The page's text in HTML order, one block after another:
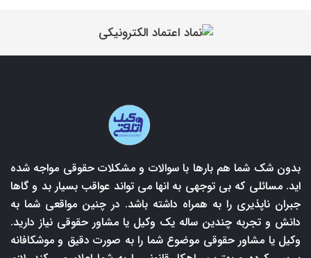
بدون شک شما هم بارها با سوالات و مشکلات حقوقی مواجه شده
اید. مسائلی که بی توجهی به انها می تواند عواقب بسیار بد و گاها
جبران ناپذیری را به همراه داشته باشد. در چنین مواقعی شما به
دانش و تجربه چندین ساله یک وکیل یا مشاور حقوقی نیاز دارید.
وکیل یا مشاور حقوقی موضوع شما را به صورت دقیق و موشکافانه